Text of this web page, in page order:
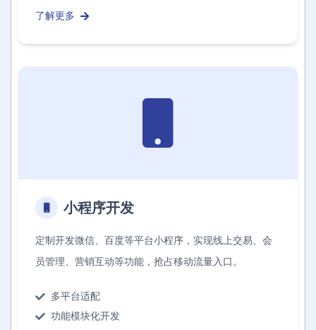
了解更多
小程序开发
定制开发微信、百度等平台小程序，实现线上交易、会
员管理、营销互动等功能，抢占移动流量入口。
多平台适配
功能模块化开发